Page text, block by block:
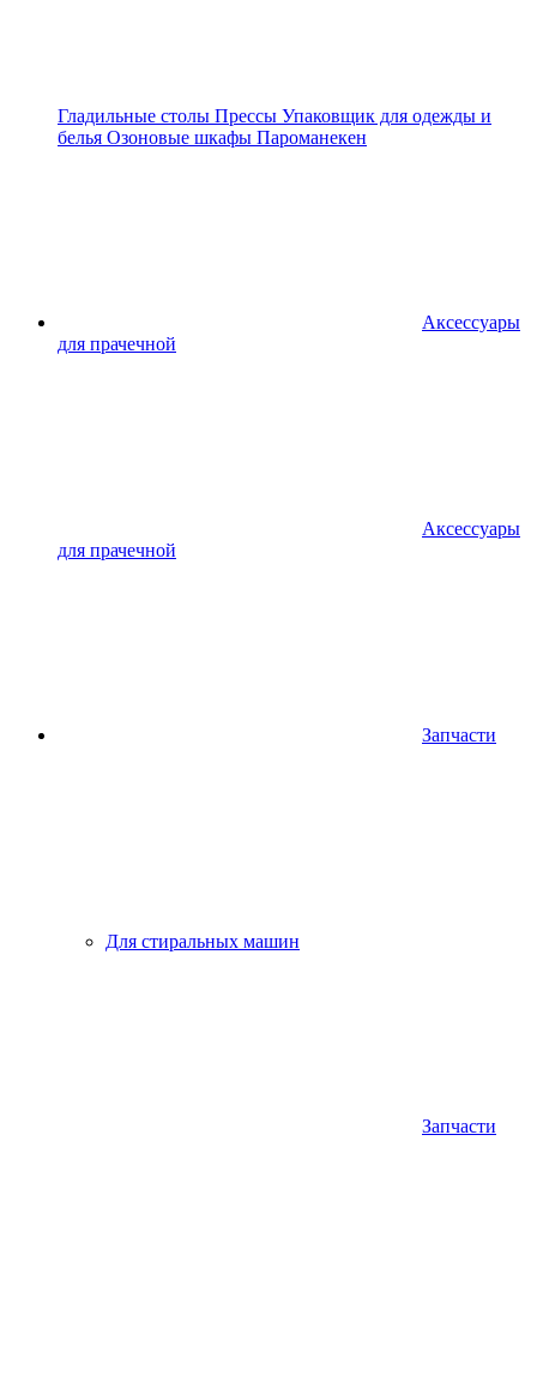
Гладильные столы Прессы Упаковщик для одежды и
белья Озоновые шкафы Пароманекен
Аксессуары
для прачечной
Аксессуары
для прачечной
Запчасти
Для стиральных машин
Запчасти